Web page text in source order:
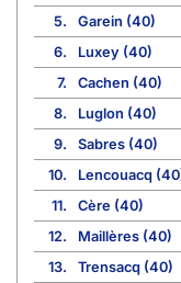
5.
Garein (40)
6.
Luxey (40)
7.
Cachen (40)
8.
Luglon (40)
9.
Sabres (40)
10.
Lencouacq
11.
Cère (40)
12.
Maillères (40)
13.
Trensacq (40)